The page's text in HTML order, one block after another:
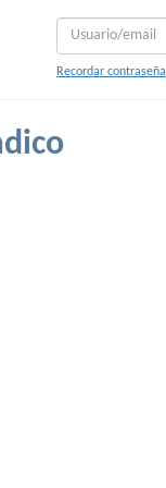
Recordar contraseña